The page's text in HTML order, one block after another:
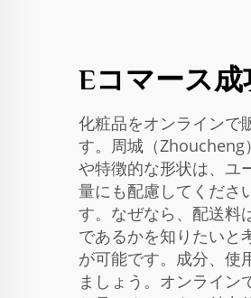
Eコマース
化粧品をオンラインで
す。周城（Zhoucheng
や特徴的な形状は、ユ
量にも配慮してくださ
す。なぜなら、配送料
であるかを知りたいと
が可能です。成分、使
ましょう。オンライン